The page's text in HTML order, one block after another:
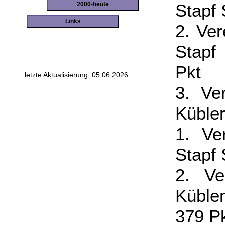
2000-heute
Links
letzte Aktualisierung: 05.06.2026
Stapf
2.
Stapf
Pkt
3.
1.
Stapf
2.
379